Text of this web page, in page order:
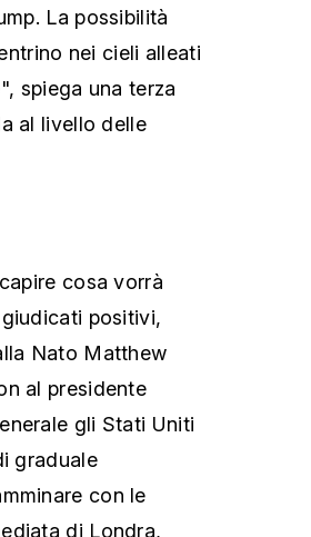
La possibilità
nei cieli alleati
spiega una terza
al livello delle
cosa vorrà
positivi,
Nato Matthew
al presidente
gli Stati Uniti
graduale
con le
di Londra,